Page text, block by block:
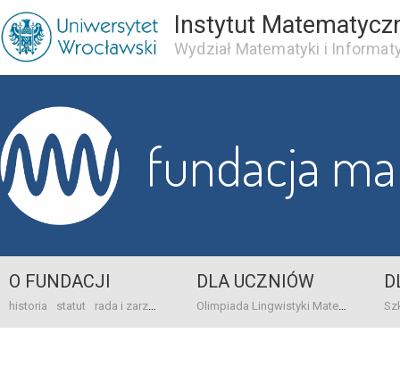
Instytut
Wydział Matematyki i
fundacja
O FUNDACJI
historia statut rada i zarząd dane bankowo-adresowe kontakt
DLA UCZNIÓW
Olimpiada Lingwistyki Matematycznej